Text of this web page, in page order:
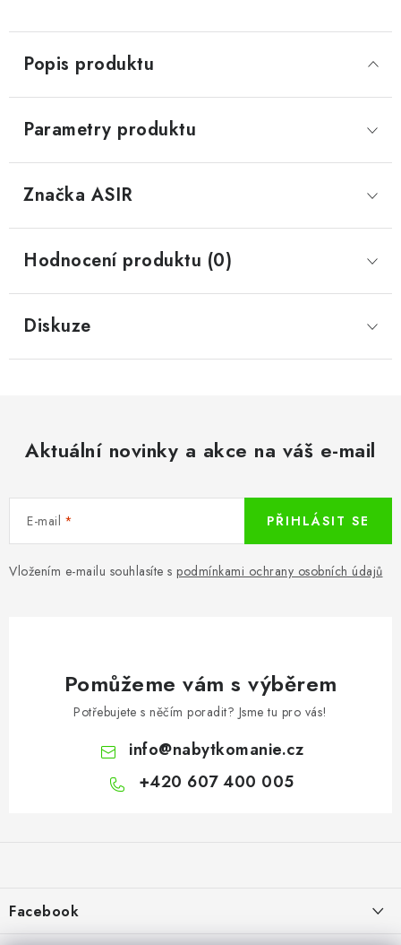
Popis produktu
Parametry produktu
Značka ASIR
Hodnocení produktu (0)
Diskuze
Aktuální novinky a akce na váš e-mail
E-mail
Vložením e-mailu souhlasíte s podmínkami ochrany osobních údajů
PŘIHLÁSIT SE
Pomůžeme vám s výběrem
Potřebujete s něčím poradit? Jsme tu pro vás!
info@nabytkomanie.cz
+420 607 400 005
aFacebook